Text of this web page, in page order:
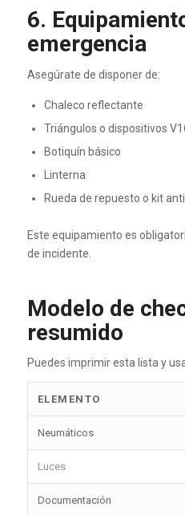
6.
emergencia
Asegúrate de disponer de:
Chaleco reflectante
Triángulos o dispositivos
Botiquín básico
Linterna
Rueda de repuesto o kit
Este equipamiento es
de incidente.
Modelo de
resumido
Puedes imprimir esta lista y
ELEMENTO
Neumáticos
Luces
Documentación